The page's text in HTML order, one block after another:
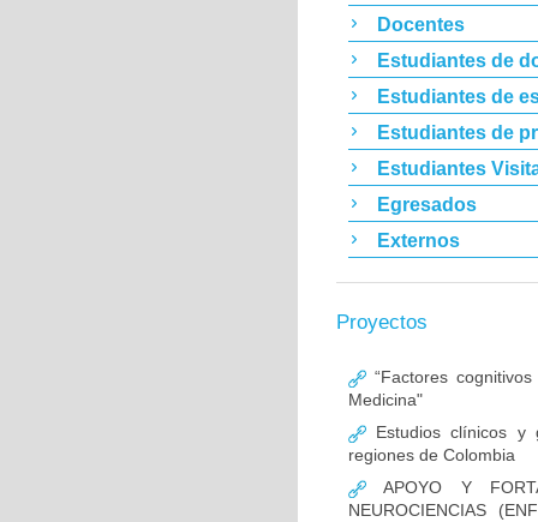
Docentes
Estudiantes de
Estudiantes de
Estudiantes de
Estudiantes
Egresados
Externos
Proyectos
“Factores
Medicina"
Estudios clínicos y
regiones de Colombia
APOYO Y
NEUROCIENCIAS